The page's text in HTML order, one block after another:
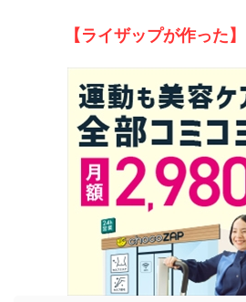
【ライザップが作った】